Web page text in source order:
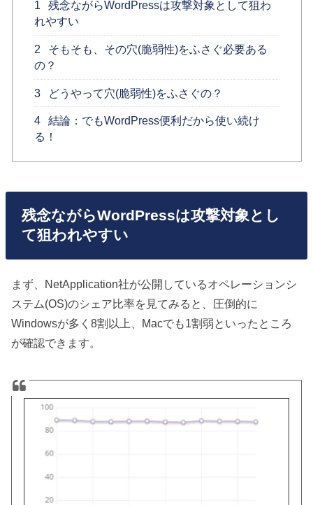
1
残念ながらWordPressは攻撃対象として狙わ
れやすい
2
そもそも、その穴(脆弱性)をふさぐ必要ある
の？
3 どうやって穴(脆弱性)をふさぐの？
4
結論：でもWordPress便利だから使い続け
る！
残念ながらWordPressは攻撃対象とし
て狙われやすい
まず、NetApplication社が公開しているオペレーションシ
ステム(OS)のシェア比率を見てみると、圧倒的に
Windowsが多く8割以上、Macでも1割弱といったところ
が確認できます。